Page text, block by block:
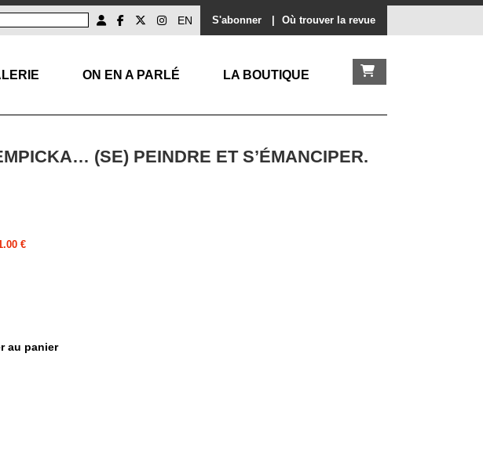
S'abonner Où trouver la revue
EN
ON EN A PARLÉ LA BOUTIQUE
(SE) PEINDRE ET S’ÉMANCIPER.
€
au panier